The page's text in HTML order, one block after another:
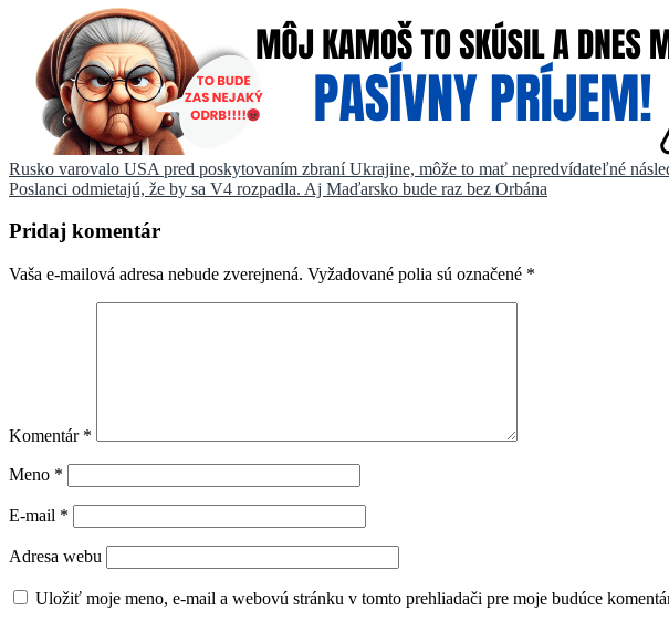
Navigácia
v
článku
Rusko varovalo USA pred poskytovaním zbraní Ukrajine, môže to mať nepredvídateľné
Poslanci odmietajú, že by sa V4 rozpadla. Aj Maďarsko bude raz bez Orbána
Pridaj komentár
Vaša e-mailová adresa nebude zverejnená. Vyžadované polia sú označené *
Komentár *
Meno *
E-mail *
Adresa webu
Uložiť moje meno, e-mail a webovú stránku v tomto prehliadači pre moje budúce